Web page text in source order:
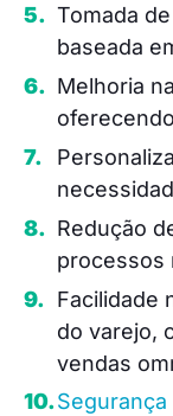
Tomada
baseada
Melhoria
Redução
processos
Facilidade
do varejo,
vendas